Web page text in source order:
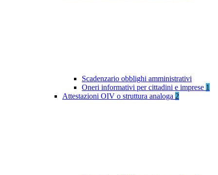
Scadenzario obblighi amministrativi
Oneri informativi per cittadini e imprese 1
Attestazioni OIV o struttura analoga 2